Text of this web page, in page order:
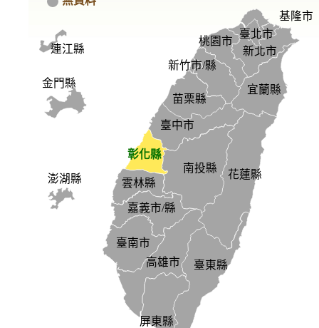
連江縣
金門縣
澎湖縣
基隆市
新北市
臺北市
桃園市
新竹市/縣
苗栗縣
臺中市
南投縣
彰化縣
雲林縣
嘉義市/縣
臺南市
高雄市
屏東縣
宜蘭縣
花蓮縣
臺東縣